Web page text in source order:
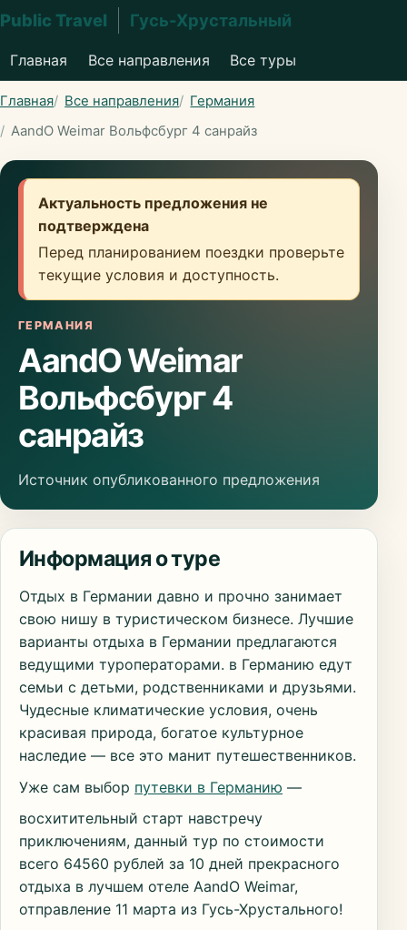
Public Travel Гусь-Хрустальный
Главная Все направления Все туры
Главная Все направления
Германия
AandO Weimar Вольфсбург 4 санрайз
Актуальность предложения не
подтверждена
Перед планированием поездки проверьте
текущие условия и доступность.
ГЕРМАНИЯ
AandO Weimar
Вольфсбург 4
санрайз
Источник опубликованного предложения
Информация о туре
Отдых в Германии давно и прочно занимает
свою нишу в туристическом бизнесе. Лучшие
варианты отдыха в Германии предлагаются
ведущими туроператорами. в Германию едут
семьи с детьми, родственниками и друзьями.
Чудесные климатические условия, очень
красивая природа, богатое культурное
наследие — все это манит путешественников.
Уже сам выбор путевки в Германию —
восхитительный старт навстречу
приключениям, данный тур по стоимости
всего 64560 рублей за 10 дней прекрасного
отдыха в лучшем отеле AandO Weimar,
отправление 11 марта из Гусь-Хрустального!